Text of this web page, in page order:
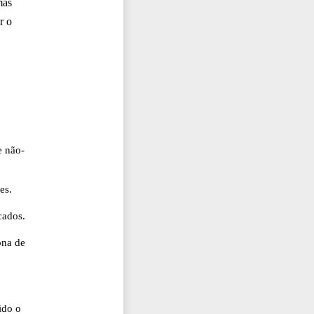
o
não-
de
o